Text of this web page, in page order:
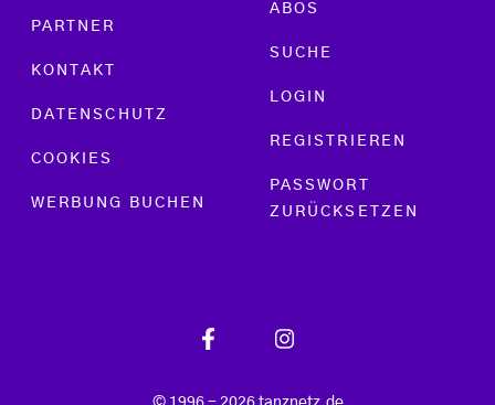
PARTNER
KONTAKT
DATENSCHUTZ
COOKIES
WERBUNG BUCHEN
ABOS
SUCHE
LOGIN
REGISTRIEREN
PASSWORT
ZURÜCKSETZEN